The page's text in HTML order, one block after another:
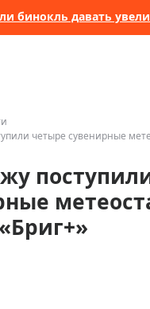
бинокль давать
четыре сувенирные